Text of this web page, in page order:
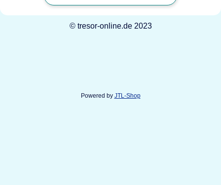
© tresor-online.de 2023
Powered by JTL-Shop